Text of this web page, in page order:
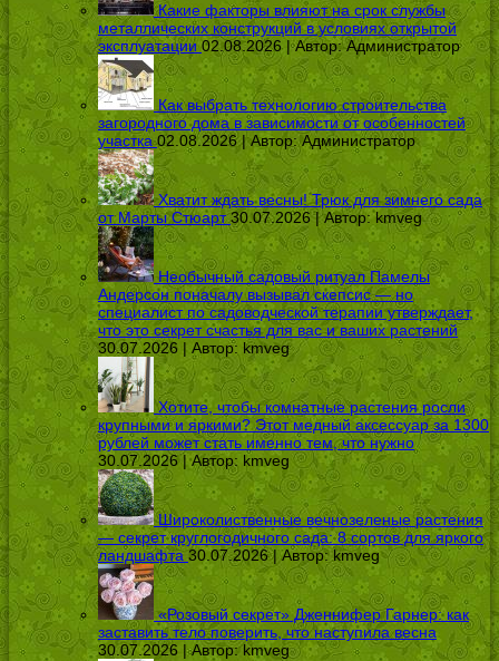
Какие факторы влияют на срок службы
металлических конструкций в условиях открытой
эксплуатации 02.08.2026 | Автор:Администратор
Как выбрать технологию строительства
загородного дома в зависимости от особенностей
участка 02.08.2026 | Автор:Администратор
Хватит ждать весны! Трюк для зимнего сада
от Марты Стюарт 30.07.2026 | Автор:kmveg
Необычный садовый ритуал Памелы
Андерсон поначалу вызывал скепсис — но
специалист по садоводческой терапии утверждает,
что это секрет счастья для вас и ваших растений
30.07.2026 | Автор: kmveg
Хотите, чтобы комнатные растения росли
крупными и яркими? Этот медный аксессуар за 1300
рублей может стать именно тем, что нужно
30.07.2026 | Автор: kmveg
Широколиственные вечнозеленые растения
— секрет круглогодичного сада: 8 сортов для яркого
ландшафта 30.07.2026 | Автор:kmveg
«Розовый секрет» Дженнифер Гарнер: как
заставить тело поверить, что наступила весна
30.07.2026 | Автор:kmveg